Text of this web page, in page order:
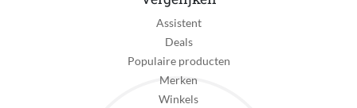
Assistent
Deals
Populaire producten
Merken
Winkels